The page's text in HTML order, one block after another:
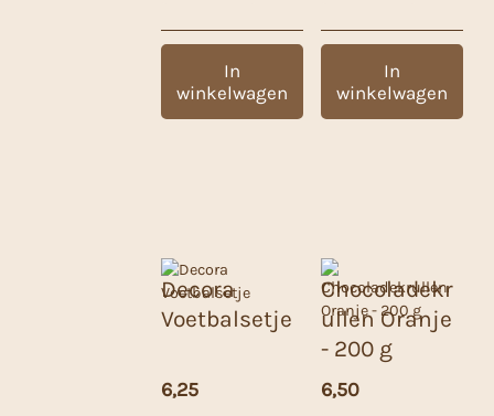
In
winkelwagen
In
winkelwagen
Decora
Voetbalsetje
6,25
Chocoladekr
ullen Oranje
- 200 g
6,50